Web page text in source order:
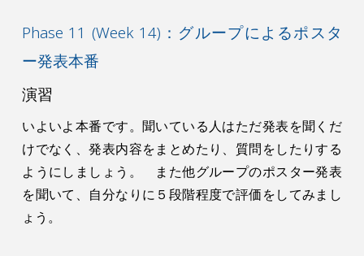
Phase 11 (Week 14)：グループによるポスタ
ー発表本番
演習
いよいよ本番です。聞いている人はただ発表を聞くだ
けでなく、発表内容をまとめたり、質問をしたりする
ようにしましょう。 また他グループのポスター発表
を聞いて、自分なりに５段階程度で評価をしてみまし
ょう。